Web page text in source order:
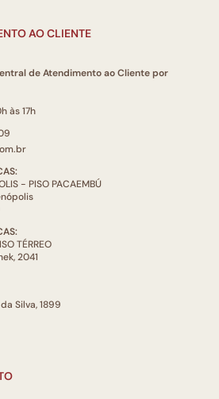
AO CLIENTE
de Atendimento ao Cliente por
às 17h
- PISO PACAEMBÚ
TÉRREO
2041
Silva, 1899